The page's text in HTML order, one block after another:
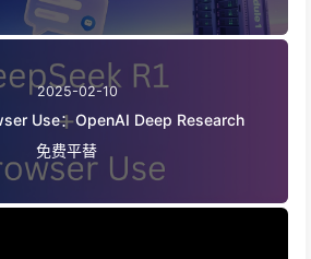
2025-02-10
Use：OpenAI Deep Research
免费平替